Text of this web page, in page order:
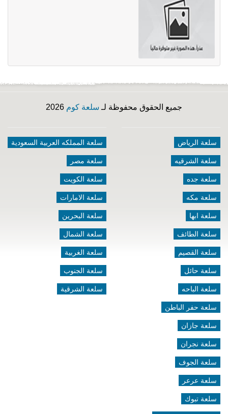
جميع الحقوق محفوظة لـ سلعة كوم
سلعة الرياض
سلعة الشرقيه
سلعة جده
سلعة مكه
سلعة ابها
سلعة الطائف
سلعة القصيم
سلعة حائل
سلعة الباحه
سلعة حفر الباطن
سلعة جازان
سلعة نجران
سلعة الجوف
سلعة عرعر
سلعة تبوك
سلعة المملكه العربية السعودية
سلعة مصر
سلعة الكويت
سلعة الامارات
سلعة البحرين
سلعة الشمال
سلعة الغربية
سلعة الجنوب
سلعة الشرقية